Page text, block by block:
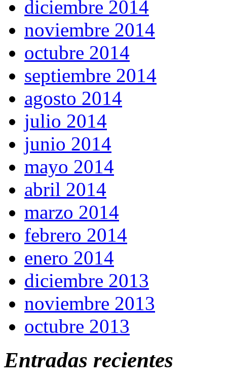
diciembre 2014
noviembre 2014
octubre 2014
septiembre 2014
agosto 2014
julio 2014
junio 2014
mayo 2014
abril 2014
marzo 2014
febrero 2014
enero 2014
diciembre 2013
noviembre 2013
octubre 2013
Entradas recientes